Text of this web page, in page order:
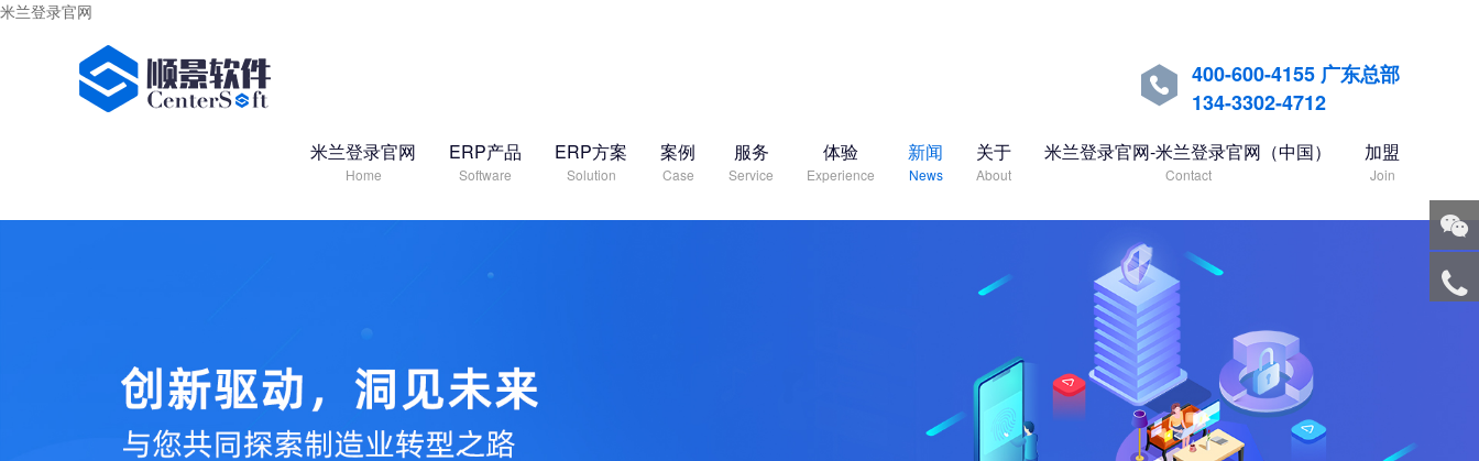
米兰登录官网

400-600-4155 广东总部
134-3302-4712
米兰登录官网
Home
ERP产品
Software
ERP方案
Solution
案例
Case
服务
Service
体验
Experience
新闻
News
关于
About
米兰登录官网-米兰登录官网（中国）
Contact
加盟
Join
微信